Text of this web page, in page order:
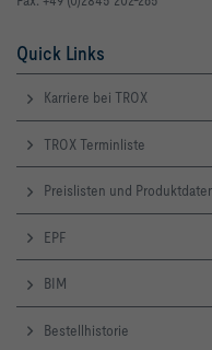
Quick Links
Karriere bei TROX
TROX Terminliste
Preislisten und
EPF
BIM
Bestellhistorie